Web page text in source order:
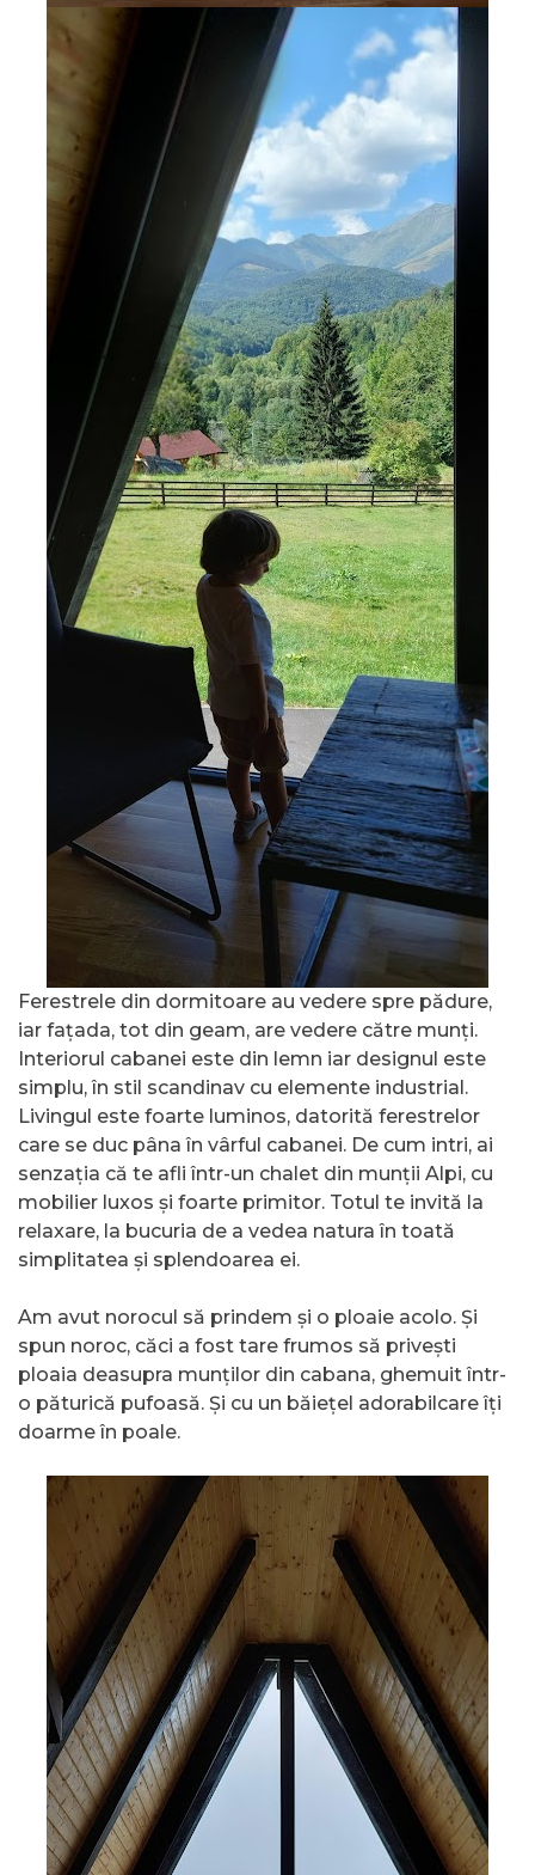
Ferestrele din dormitoare au vedere spre pădure,
iar fațada, tot din geam, are vedere către munți.
Interiorul cabanei este din lemn iar designul este
simplu, în stil scandinav cu elemente industrial.
Livingul este foarte luminos, datorită ferestrelor
care se duc pâna în vârful cabanei. De cum intri, ai
senzația că te afli într-un chalet din munții Alpi, cu
mobilier luxos și foarte primitor. Totul te invită la
relaxare, la bucuria de a vedea natura în toată
simplitatea și splendoarea ei.
Am avut norocul să prindem și o ploaie acolo. Și
spun noroc, căci a fost tare frumos să privești
ploaia deasupra munților din cabana, ghemuit într-
o păturică pufoasă. Și cu un băiețel adorabilcare îți
doarme în poale.